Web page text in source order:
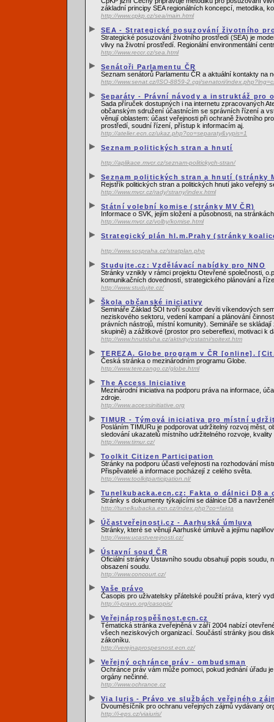
základní principy SEA regionálních koncepcí, metodika,
http://www.cpkp.cz/sea/main.html
SEA - Strategické posuzování životního
Strategické posuzování životního prostředí (SEA) je
vlivy na životní prostředí. Regionální environmentální
http://www.reccr.cz/sea.html
Senátoři Parlamentu ČR
Seznam senátorů Parlamentu ČR a aktuální kontakty na
http://www.senat.cz/ISO-8859-2.cgi/senatori/
Separáty - Právní návody a instruktáž pro
Sada příruček dostupných i na internetu zpracovaných
občanským sdružení účastnícím se správních řízení a
věnují oblastem: účast veřejnosti při ochraně životního
prostředí, soudní řízení, přístup k informacím aj.
http://atelier.ecn.cz/ukaz.php?co=separaty&vypis=1
Seznam politických stran a hnutí
http://aplikace.mvcr.cz/seznam-politickych-stran/
Seznam politických stran a hnutí (stránky
Rejstřík politických stran a politických hnutí jako veřejný
http://www.mvcr.cz/rady/strany/index.html
Státní volební komise (stránky MV ČR)
Informace o SVK, jejím složení a působnosti, na
http://www.mvcr.cz/volby/komise.html
Strategický plán hl.m.Prahy (stránky
http://www.sospraha.cz/stratplan.php
Studujte.cz: Vzdělávací nabídky pro NNO
Stránky vznikly v rámci projektu Otevřené společnosti,
komunikačních dovedností, strategického plánování a
http://www.studujte.cz/
Škola občanské iniciativy
Semináře Základ ŠOI tvoří soubor devíti víkendových
neziskového sektoru, vedení kampaní a plánování
právních nástrojů, místní komunity). Semináře se
skupině) a zážitkové (prostor pro sebereflexi, motivaci k
http://www.hnutiduha.cz/aktivity/ostatni/soitext.htm
TEREZA. Globe program v ČR [online].
Česká stránka o mezinárodním programu Globe.
http://www.terezango.cz/globe.html
The Access Iniciative
Mezinárodní iniciativa na podporu práva na informace,
zdroje.
http://www.accessinitiative.org
TIMUR - Týmová iniciativa pro místní
Posláním TIMURu je podporovat udržitelný rozvoj měst,
sledování ukazatelů místního udržitelného rozvoje,
http://www.timur.cz/
Toolkit Citizen Participation
Stránky na podporu účasti veřejnosti na rozhodování
Přispěvatelé a informace pocházejí z celého světa.
http://www.toolkitparticipation.nl/
Tunelkubacka.ecn.cz: Fakta o dálnici D8 a
Stránky s dokumenty týkajícími se dálnice D8 a
http://tunelkubacka.ecn.cz/index.php?co=fakta
Účastveřejnosti.cz - Aarhuská úmluva
Stránky, které se věnují Aarhuské úmluvě a jejímu
http://www.ucastverejnosti.cz/
Ústavní soud ČR
Oficiální stránky Ústavního soudu obsahují popis soudu,
obsazení soudu.
http://www.concourt.cz/
Vaše právo
Časopis pro uživatelsky přátelské použití práva, který
http://i-pravo.org/casopis/
Veřejnáprospěšnost.ecn.cz
Tématická stránka zveřejněná v září 2004 nabízí
všech neziskových organizací. Součástí stránky jsou
zákoníku.
http://verejnaprospesnost.ecn.cz/
Veřejný ochránce práv - ombudsman
Ochránce práv vám může pomoci, pokud jednání úřadu
orgány nečinné.
http://www.ochrance.cz
Via Iuris - Právo ve službách veřejného
Dvouměsíčník pro ochranu veřejných zájmů vydávaný
http://i-eps.cz/viaiuris/